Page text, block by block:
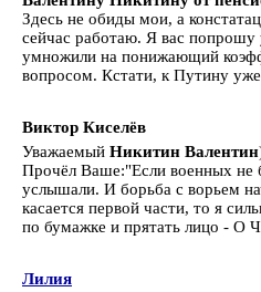
Здесь не обиды мои, а
сейчас работаю. Я вас попрошу
умножили на понижающий
вопросом. Кстати, к Путину
Виктор Киселёв
Уважаемый Никитин Валентин
Прочёл Ваше:"Если военных не
услышали. И борьба с ворьем
касается первой части, то я
по бумажке и прятать лицо -
Лилия